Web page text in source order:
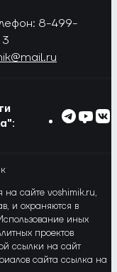
8-499-
3
на сайте voshimik.ru,
и охраняются в
иных
проектов
ссылки на сайт
сайта ссылка на